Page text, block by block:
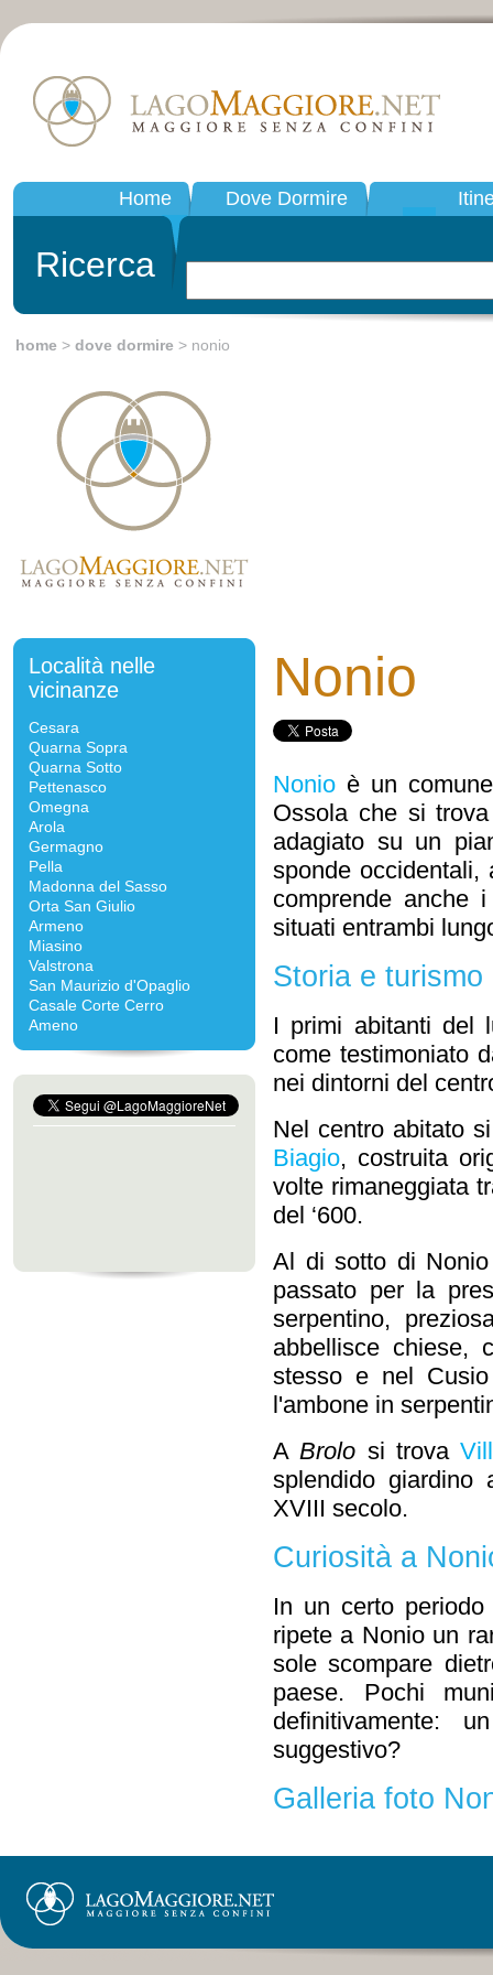
Home Dove Dormire
Ricerca
home > dove dormire > nonio
Località nelle
vicinanze
Cesara
Quarna Sopra
Quarna Sotto
Pettenasco
Omegna
Arola
Germagno
Pella
Madonna del Sasso
Orta San Giulio
Armeno
Miasino
Valstrona
San Maurizio d'Opaglio
Casale Corte Cerro
Ameno
Nonio
Nonio è un
Ossola che si
adagiato su un
sponde occidentali,
comprende
situati entrambi
Storia e turismo
I primi abitanti del
come testimoniato
nei dintorni del
Nel centro abitato
Biagio, costruita
volte rimaneggiata
del ‘600.
Al di sotto di
passato per la
serpentino,
abbellisce chiese,
stesso e nel
l'ambone in
ABrolo si trova
splendido
XVIII secolo.
Curiosità a
In un certo
ripete a Nonio un
sole scompare
paese. Pochi
definitivamente:
suggestivo?
Galleria foto